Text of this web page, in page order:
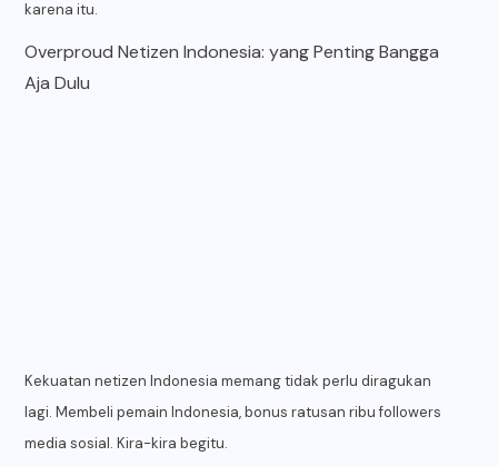
karena itu.
Overproud Netizen Indonesia: yang Penting Bangga
Aja Dulu
Kekuatan netizen Indonesia memang tidak perlu diragukan
lagi. Membeli pemain Indonesia, bonus ratusan ribu followers
media sosial. Kira-kira begitu.